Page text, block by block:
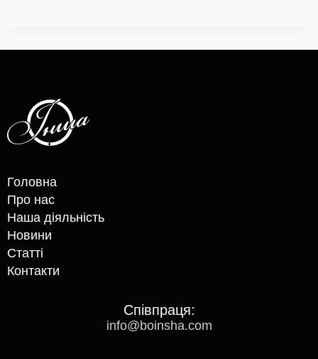
Головна
Про нас
Наша діяльність
Новини
Статті
Контакти
Cпівпраця:
info@boinsha.com